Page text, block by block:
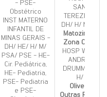
- PSE-
Obstétrico
INST MATERNO
INFANTIL DE
MINAS GERAIS -
DH/ HE/ H/ M/
PSA/ PSE - HE-
Cir. Pediátrica,
HE- Pediatria,
PSE- Pediatria
e PSE-
SANTA
TEREZINHA -
DH/ H/ M/ PSA
Matozinhos -
Zona Central
HOSP WANDA
ANDRADE
DRUMMOND -
H/ M
Oliveira -
Outras Regiões